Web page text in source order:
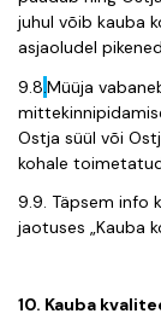
juhul võib kauba
asjaoludel
9.8 Müüja
Ostja süül või
kohale
9.9. Täpsem info
jaotuses „Kauba
10. Kauba